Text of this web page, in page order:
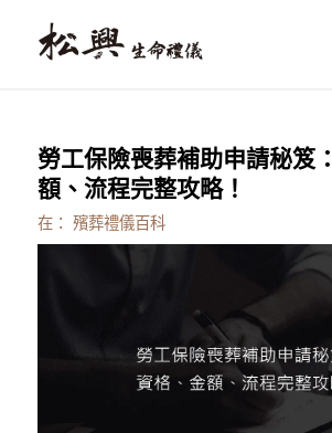
勞工保險喪葬補助申請秘笈
額、流程完整攻略！
在： 殯葬禮儀百科